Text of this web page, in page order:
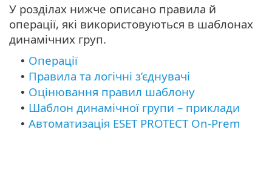
У розділах нижче описано правила й
операції, які використовуються в шаблонах
динамічних груп.
• Операції
• Правила та логічні з’єднувачі
• Оцінювання правил шаблону
• Шаблон динамічної групи – приклади
• Автоматизація ESET PROTECT On-Prem